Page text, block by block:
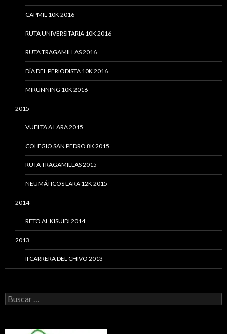
CAPMIL 10K 2016
RUTA UNIVERSITARIA 10K 2016
RUTA TRAGAMILLAS 2016
DÍA DEL PERIODISTA 10K 2016
MIRUNNING 10K 2016
2015
VUELTA A LARA 2015
COLEGIO SAN PEDRO 8K 2015
RUTA TRAGAMILLAS 2015
NEUMÁTICOS LARA 12K 2015
2014
RETO AL KISUIDI 2014
2013
II CARRERA DEL CHIVO 2013
Buscar: